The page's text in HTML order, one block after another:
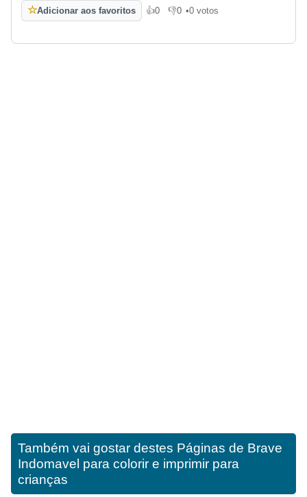
☆Adicionar aos favoritos 👍0
Gosto 👎0
Não gosto
•0 votos
Também vai gostar destes Páginas de Brave
Indomavel para colorir e imprimir para
crianças